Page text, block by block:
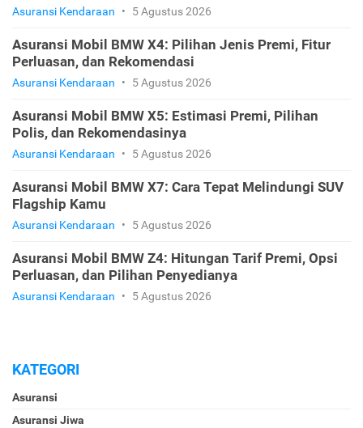
Asuransi Kendaraan • 5 Agustus 2026
Asuransi Mobil BMW X4: Pilihan Jenis Premi, Fitur
Perluasan, dan Rekomendasi
Asuransi Kendaraan • 5 Agustus 2026
Asuransi Mobil BMW X5: Estimasi Premi, Pilihan
Polis, dan Rekomendasinya
Asuransi Kendaraan • 5 Agustus 2026
Asuransi Mobil BMW X7: Cara Tepat Melindungi SUV
Flagship Kamu
Asuransi Kendaraan • 5 Agustus 2026
Asuransi Mobil BMW Z4: Hitungan Tarif Premi, Opsi
Perluasan, dan Pilihan Penyedianya
Asuransi Kendaraan • 5 Agustus 2026
KATEGORI
Asuransi
Asuransi Jiwa